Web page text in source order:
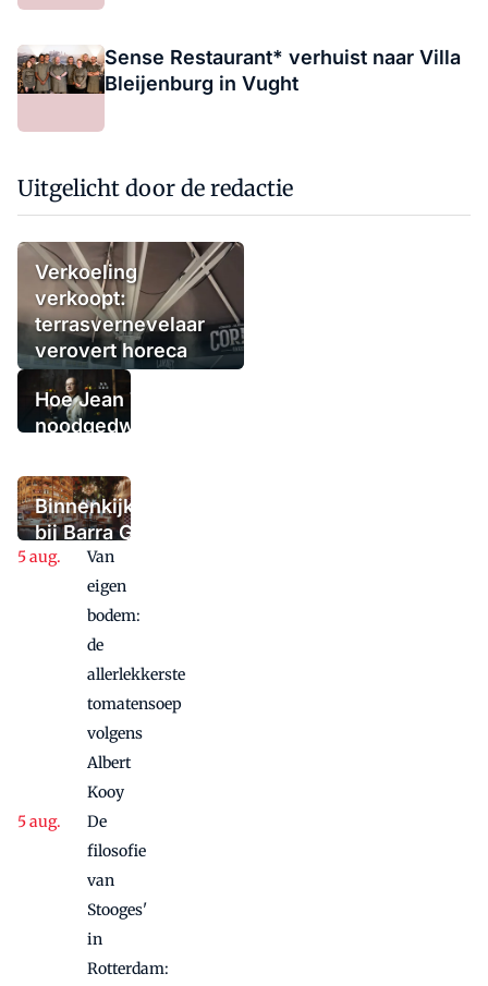
Sense Restaurant* verhuist naar Villa
Bleijenburg in Vught
Uitgelicht door de redactie
Verkoeling
verkoopt:
terrasvernevelaar
verovert horeca
Hoe Jean Thoma
noodgedwongen
deuren sloot,
maar niet in
paniek raakte
Binnenkijken
bij Barra Gio
Dio: twee
panden, één
concept,
twee sferen
Van
eigen
bodem:
de
allerlekkerste
tomatensoep
volgens
Albert
Kooy
De
filosofie
van
Stooges'
in
Rotterdam: